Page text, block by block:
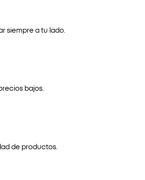
siempre a tu lado.
bajos.
de productos.